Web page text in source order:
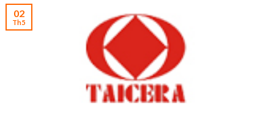
02
Th5